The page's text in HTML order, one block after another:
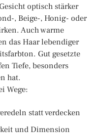
optisch stärker
, Beige-, Honig- oder
Auch warme
das Haar lebendiger
Gut gesetzte
Tiefe, besonders
hat.
Wege:
statt verdecken
und Dimension